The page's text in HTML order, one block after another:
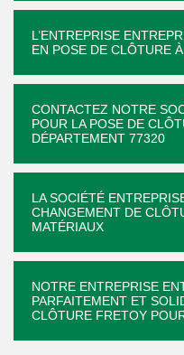
L’ENTREPRISE
EN POSE DE CLÔTURE
CONTACTEZ NOTRE
POUR LA POSE DE
DÉPARTEMENT 77320
LA SOCIÉTÉ
CHANGEMENT DE
MATÉRIAUX
NOTRE ENTREPRISE
PARFAITEMENT ET
CLÔTURE FRETOY